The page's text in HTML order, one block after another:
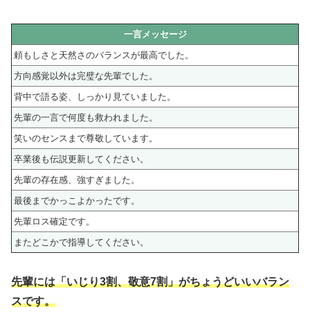
一言メッセージ
頼もしさと天然さのバランスが最高でした。
方向感覚以外は完璧な先輩でした。
背中で語る姿、しっかり見ていました。
先輩の一言で何度も救われました。
笑いのセンスまで尊敬しています。
卒業後も伝説更新してください。
先輩の存在感、強すぎました。
最後までかっこよかったです。
先輩ロス確定です。
またどこかで指導してください。
先輩には「いじり3割、敬意7割」がちょうどいいバラン
スです。